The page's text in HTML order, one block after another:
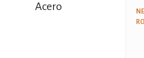
Acero